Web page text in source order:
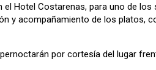
el Hotel Costarenas, para uno de
y acompañamiento de los platos,
por cortesía del lugar